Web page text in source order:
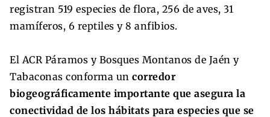
registran 519 especies de flora, 256 de aves, 31
mamíferos, 6 reptiles y 8 anfibios.
El ACR Páramos y Bosques Montanos de Jaén y
Tabaconas conforma un corredor
biogeográficamente importante que asegura la
conectividad de los hábitats para especies que se